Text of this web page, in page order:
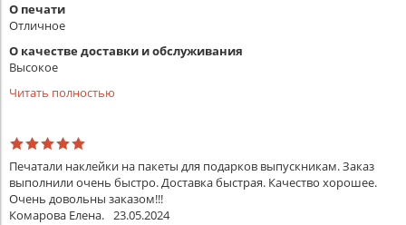
О печати
Отличное
О качестве доставки и обслуживания
Высокое
Читать полностью
Печатали наклейки на пакеты для подарков выпускникам. Заказ
выполнили очень быстро. Доставка быстрая. Качество хорошее.
Очень довольны заказом!!!
Комарова Елена. 23.05.2024